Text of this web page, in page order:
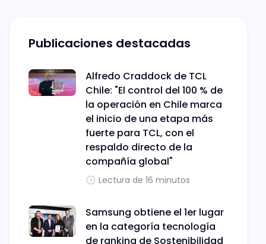
Publicaciones destacadas
Alfredo Craddock de TCL
Chile: "El control del 100 % de
la operación en Chile marca
el inicio de una etapa más
fuerte para TCL, con el
respaldo directo de la
compañía global"
Lectura de 16 minutos
Samsung obtiene el 1er lugar
en la categoría tecnología
de ranking de Sostenibilidad